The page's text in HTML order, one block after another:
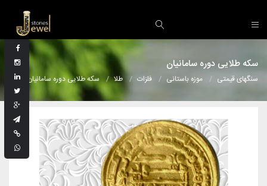
سکه طلایی دوره سامانیان
سنگهای قیمتی موزه باستانی فلزات طلا سکه طلایی دوره سامانیان